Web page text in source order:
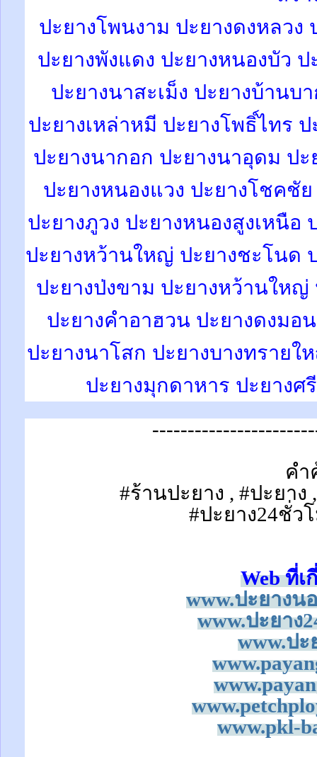
ปะยางโพนงาม ปะยางดงหลวง
ปะยางพังแดง ปะยางหนองบัว
ปะยางนาสะเม็ง ปะยางบ้านบ
ปะยางเหล่าหมี ปะยางโพธิ์ไทร ป
ปะยางนากอก ปะยางนาอุดม ป
ปะยางหนองแวง ปะยางโชคชัย
ปะยางภูวง ปะยางหนองสูงเหนือ
ปะยางหว้านใหญ่ ปะยางชะโนด
ปะยางป่งขาม ปะยางหว้านใหญ่
ปะยางคำอาฮวน ปะยางดงมอ
ปะยางนาโสก ปะยางบางทราย
ปะยางมุกดาหาร ปะยางศ
คำ
#ร้านปะยาง , #ปะยา
#ปะยาง24ชั่ว
Web ที่
www.ปะยางน
www.ปะยาง
www.ปะ
www.pkl-